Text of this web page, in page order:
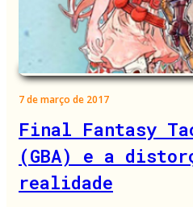
7 de março de 2017
Final Fantasy
(GBA) e a
realidade